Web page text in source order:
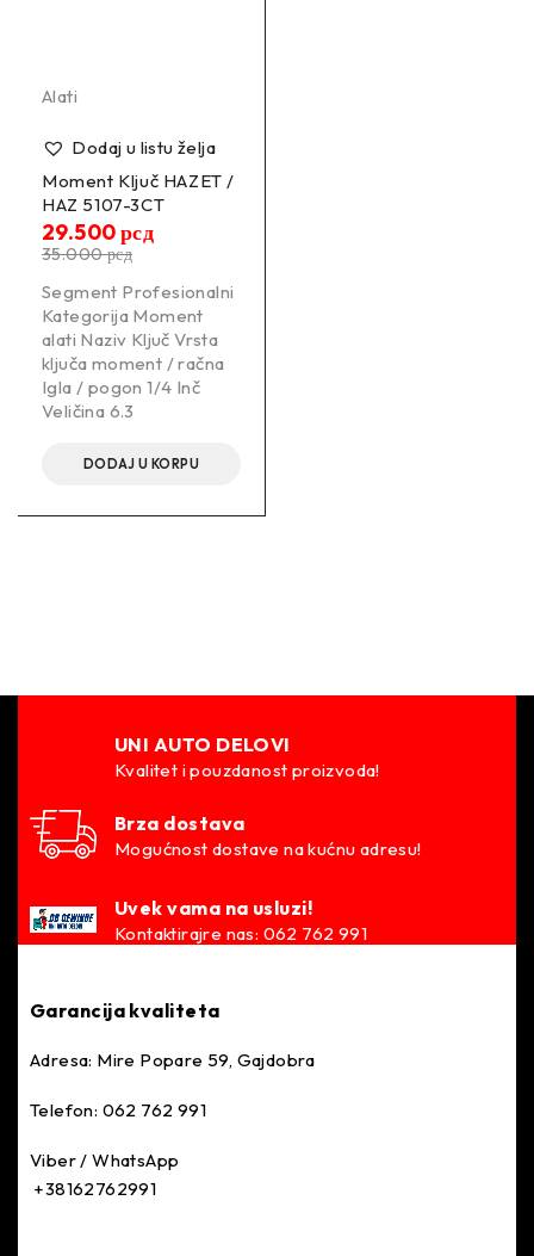
Alati
Dodaj u listu želja
Moment Ključ HAZET /
HAZ 5107-3CT
35.000рсд
29.500рсд
Segment Profesionalni
Kategorija Moment
alati Naziv Ključ Vrsta
ključa moment / račna
Igla / pogon 1/4 Inč
Veličina 6.3
DODAJ U KORPU
UNI AUTO DELOVI
Kvalitet i pouzdanost proizvoda!
Brza dostava
Mogućnost dostave na kućnu adresu!
Uvek vama na usluzi!
Kontaktirajre nas: 062 762 991
Garancija kvaliteta
Adresa: Mire Popare 59, Gajdobra
Telefon: 062 762 991
Viber / WhatsApp
+38162762991